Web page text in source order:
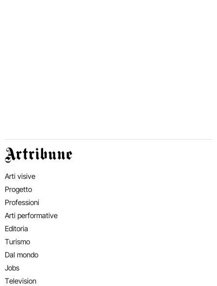
Artribune
Arti visive
Progetto
Professioni
Arti performative
Editoria
Turismo
Dal mondo
Jobs
Television